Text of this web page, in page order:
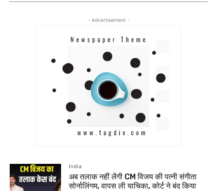
- Advertisement -
India
अब तलाक नहीं लेंगी CM विजय की पत्नी संगीता
सोर्नालिंगम, वापस ली याचिका, कोर्ट ने बंद किया